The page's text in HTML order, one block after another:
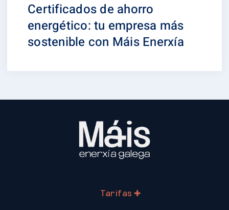
Certificados de ahorro
energético: tu empresa más
sostenible con Máis Enerxía
Tarifas ✚